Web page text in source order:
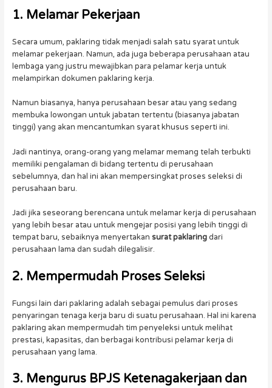
1. Melamar Pekerjaan
Secara umum, paklaring tidak menjadi salah satu syarat untuk
melamar pekerjaan. Namun, ada juga beberapa perusahaan atau
lembaga yang justru mewajibkan para pelamar kerja untuk
melampirkan dokumen paklaring kerja.
Namun biasanya, hanya perusahaan besar atau yang sedang
membuka lowongan untuk jabatan tertentu (biasanya jabatan
tinggi) yang akan mencantumkan syarat khusus seperti ini.
Jadi nantinya, orang-orang yang melamar memang telah terbukti
memiliki pengalaman di bidang tertentu di perusahaan
sebelumnya, dan hal ini akan mempersingkat proses seleksi di
perusahaan baru.
Jadi jika seseorang berencana untuk melamar kerja di perusahaan
yang lebih besar atau untuk mengejar posisi yang lebih tinggi di
tempat baru, sebaiknya menyertakan surat paklaringdari
perusahaan lama dan sudah dilegalisir.
2. Mempermudah Proses Seleksi
Fungsi lain dari paklaring adalah sebagai pemulus dari proses
penyaringan tenaga kerja baru di suatu perusahaan. Hal ini karena
paklaring akan mempermudah tim penyeleksi untuk melihat
prestasi, kapasitas, dan berbagai kontribusi pelamar kerja di
perusahaan yang lama.
3. Mengurus BPJS Ketenagakerjaan dan